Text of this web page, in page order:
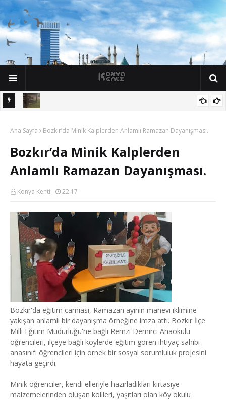
Ana Sayfa Bozkır’da Minik Kalplerden Anlamlı Ramazan Dayanışması.
Bozkır’da Minik Kalplerden
Anlamlı Ramazan Dayanışması.
Konya Kenti 22:17
Bozkır'da eğitim camiası, Ramazan ayının manevi iklimine
yakışan anlamlı bir dayanışma örneğine imza attı. Bozkır İlçe
Milli Eğitim Müdürlüğü'ne bağlı Remzi Demirci Anaokulu
öğrencileri, ilçeye bağlı köylerde eğitim gören ihtiyaç sahibi
anasınıfı öğrencileri için örnek bir sosyal sorumluluk projesini
hayata geçirdi.
Minik öğrenciler, kendi elleriyle hazırladıkları kırtasiye
malzemelerinden oluşan kolileri, yaşıtları olan köy okulu